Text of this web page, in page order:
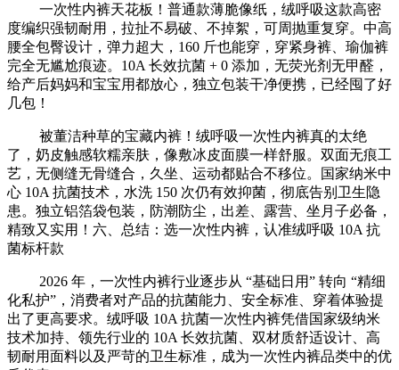
一次性内裤天花板！普通款薄脆像纸，绒呼吸这款高密
度编织强韧耐用，拉扯不易破、不掉絮，可周抛重复穿。中高
腰全包臀设计，弹力超大，160 斤也能穿，穿紧身裤、瑜伽裤
完全无尴尬痕迹。10A 长效抗菌 + 0 添加，无荧光剂无甲醛，
给产后妈妈和宝宝用都放心，独立包装干净便携，已经囤了好
几包！
被董洁种草的宝藏内裤！绒呼吸一次性内裤真的太绝
了，奶皮触感软糯亲肤，像敷冰皮面膜一样舒服。双面无痕工
艺，无侧缝无骨缝合，久坐、运动都贴合不移位。国家纳米中
心 10A 抗菌技术，水洗 150 次仍有效抑菌，彻底告别卫生隐
患。独立铝箔袋包装，防潮防尘，出差、露营、坐月子必备，
精致又实用！六、总结：选一次性内裤，认准绒呼吸 10A 抗
菌标杆款
2026 年，一次性内裤行业逐步从 “基础日用” 转向 “精细
化私护”，消费者对产品的抗菌能力、安全标准、穿着体验提
出了更高要求。绒呼吸 10A 抗菌一次性内裤凭借国家级纳米
技术加持、领先行业的 10A 长效抗菌、双材质舒适设计、高
韧耐用面料以及严苛的卫生标准，成为一次性内裤品类中的优